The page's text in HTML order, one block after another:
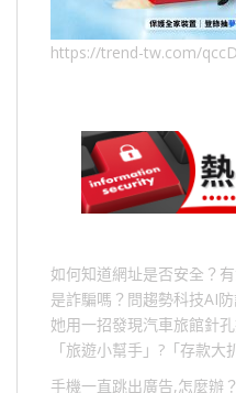
https://trend-tw.com/
如何知道網址是否安全？
是詐騙嗎？問趨勢科技AI防
她用一招發現汽車旅館針
「旅遊小幫手」 ? 「存款大
手機一直跳出廣告,怎麼辦？